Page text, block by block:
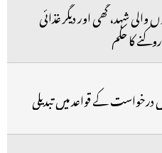
دعووں والی شہد، گھی اور دیگر غذائی
کا حکم
درخواست کے قواعد میں تبدیلی